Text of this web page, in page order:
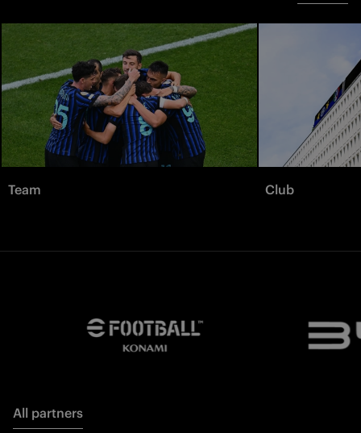
Team Club
All partners